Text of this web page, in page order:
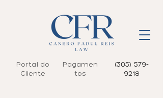
Portal do
Cliente
Pagamen
tos
(305) 579-
9218